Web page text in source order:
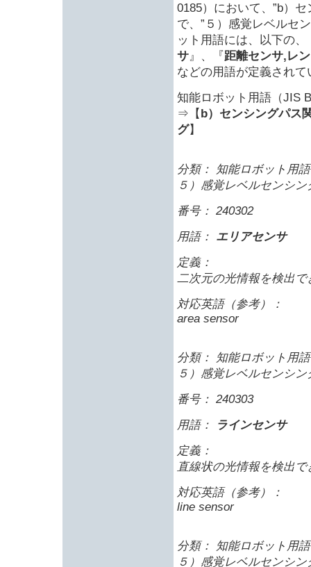
0185）において、”b）
で、”５）感覚レベルセ
ット用語には、以下の、
サ』、『距離センサ,レ
などの用語が定義されて
知能ロボット用語（JIS
⇒【 b）センシングパス
グ】
分類： 知能ロボット用
５）感覚レベルセンシン
番号： 240302
用語： エリアセンサ
定義：
二次元の光情報を検出で
対応英語（参考）：
area sensor
分類： 知能ロボット用
５）感覚レベルセンシン
番号： 240303
用語：
ラインセンサ
定義：
直線状の光情報を検出
対応英語（参考）：
line sensor
分類： 知能ロボット用
５）感覚レベルセンシン